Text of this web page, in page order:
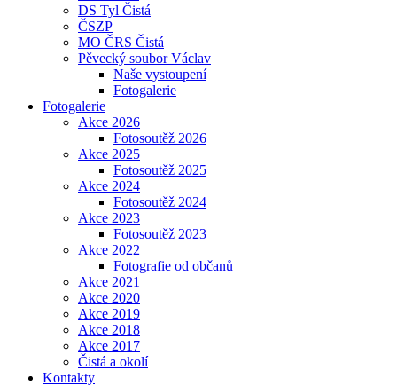
DS Tyl Čistá
ČSZP
MO ČRS Čistá
Pěvecký soubor Václav
Naše vystoupení
Fotogalerie
Fotogalerie
Akce 2026
Fotosoutěž 2026
Akce 2025
Fotosoutěž 2025
Akce 2024
Fotosoutěž 2024
Akce 2023
Fotosoutěž 2023
Akce 2022
Fotografie od občanů
Akce 2021
Akce 2020
Akce 2019
Akce 2018
Akce 2017
Čistá a okolí
Kontakty